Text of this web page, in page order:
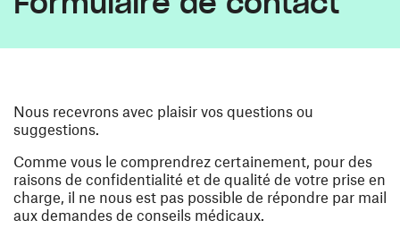
Nous recevrons avec plaisir vos questions ou
suggestions.
Comme vous le comprendrez certainement, pour des
raisons de confidentialité et de qualité de votre prise en
charge, il ne nous est pas possible de répondre par mail
aux demandes de conseils médicaux.